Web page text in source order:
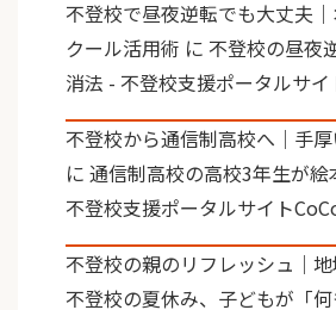
不登校で昼夜逆転でも大丈夫
クール活用術 に 不登校の昼夜
消法 - 不登校支援ポータルサ
不登校から通信制高校へ｜手
に 通信制高校の高校3年生が
不登校支援ポータルサイト
不登校の親のリフレッシュ｜
不登校の夏休み、子どもが「